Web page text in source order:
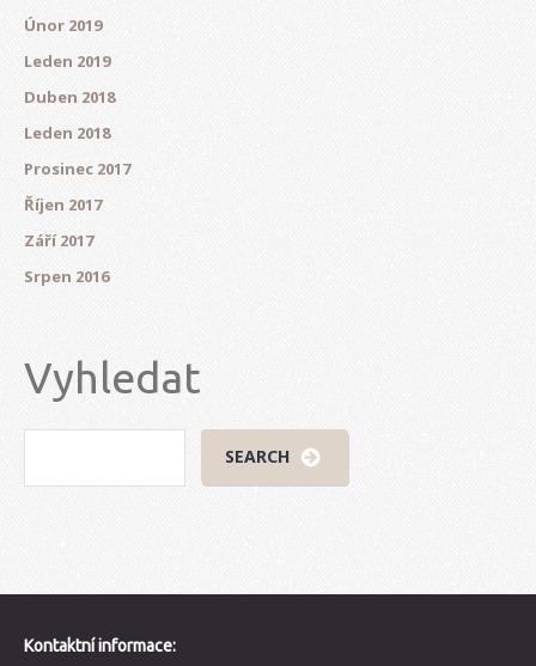
Únor 2019
Leden 2019
Duben 2018
Leden 2018
Prosinec 2017
Říjen 2017
Září 2017
Srpen 2016
Vyhledat
Kontaktní informace: